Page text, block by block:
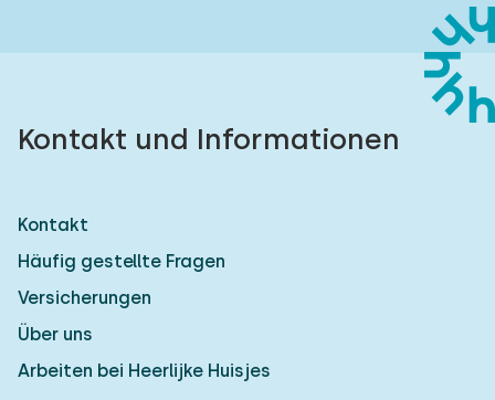
Kontakt und Informationen
Kontakt
Häufig gestellte Fragen
Versicherungen
Über uns
Arbeiten bei Heerlijke Huisjes